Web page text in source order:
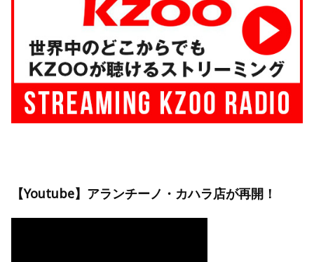
【Youtube】アランチーノ・カハラ店が再開！